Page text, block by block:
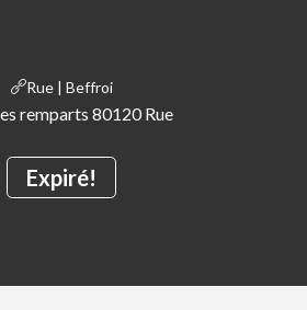
Expiré!
Rue | Beffroi
remparts 80120 Rue